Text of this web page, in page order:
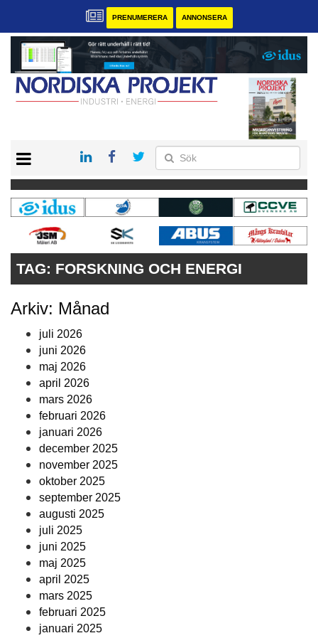
PRENUMERERA ANNONSERA
KONTAKT
VÅRA ANDRA MAGASIN
PRENUMERERA
TAG: FORSKNING OCH ENERGI
Arkiv: Månad
juli 2026
juni 2026
maj 2026
april 2026
mars 2026
februari 2026
januari 2026
december 2025
november 2025
oktober 2025
september 2025
augusti 2025
juli 2025
juni 2025
maj 2025
april 2025
mars 2025
februari 2025
januari 2025